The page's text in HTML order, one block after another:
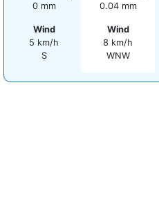
0 mm
Wind
5 km/h
S
0.04 mm
Wind
8 km/h
WNW